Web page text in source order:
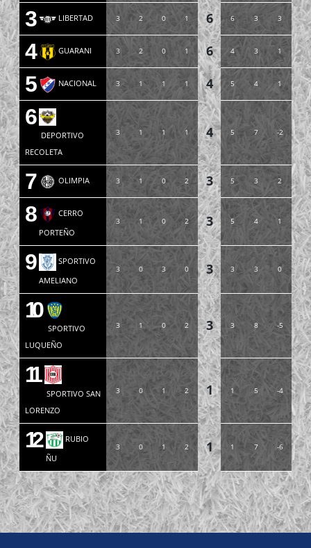
3 LIBERTAD 3 2 0 1 6 6 3 3
4 GUARANI 3 2 0 1 6 4 3 1
5 NACIONAL 3 1 1 1 4 5 4 1
6
DEPORTIVO
RECOLETA
3 1 1 1 4 5 7 -2
7 OLIMPIA 3 1 0 2 3 5 3 2
8
CERRO
PORTEÑO
3 1 0 2 3 5 4 1
9
SPORTIVO
AMELIANO
3 0 3 0 3 3 3 0
10
SPORTIVO
LUQUEÑO
3 1 0 2 3 3 8 -5
11
SPORTIVO SAN
LORENZO
3 0 1 2 1 1 5 -4
12
RUBIO
ÑU
3 0 1 2 1 1 7 -6